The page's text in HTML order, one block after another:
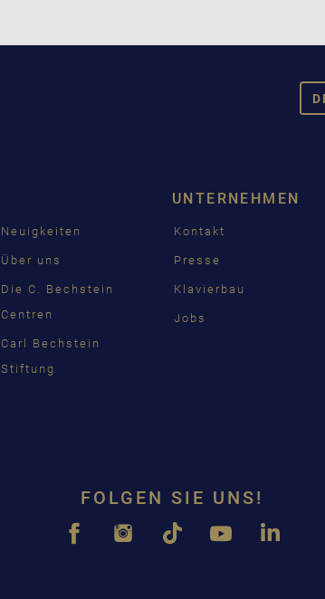
Neuigkeiten
Über uns
Die C. Bechstein
Centren
Carl Bechstein
Stiftung
UNTERNEHMEN
Kontakt
Presse
Klavierbau
Jobs
FOLGEN SIE UNS!